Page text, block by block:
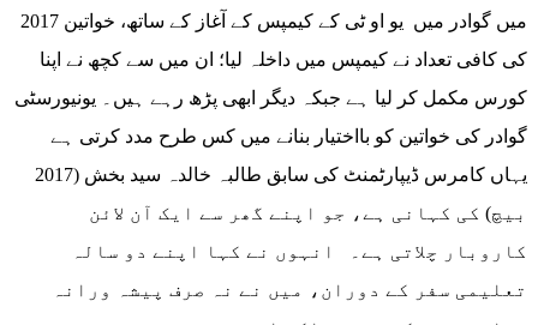
2017 میں گوادر میں یو او ٹی کے کیمپس کے آغاز کے ساتھ، خواتین
کی کافی تعداد نے کیمپس میں داخلہ لیا؛ ان میں سے کچھ نے اپنا
کورس مکمل کر لیا ہے جبکہ دیگر ابھی پڑھ رہے ہیں۔ یونیورسٹی
گوادر کی خواتین کو بااختیار بنانے میں کس طرح مدد کرتی ہے
یہاں کامرس ڈیپارٹمنٹ کی سابق طالبہ خالدہ سید بخش (2017
بیچ) کی کہانی ہے، جو اپنے گھر سے ایک آن لائن
کاروبار چلاتی ہے۔ انہوں نے کہا اپنے دو سالہ
تعلیمی سفر کے دوران، میں نے نہ صرف پیشہ ورانہ